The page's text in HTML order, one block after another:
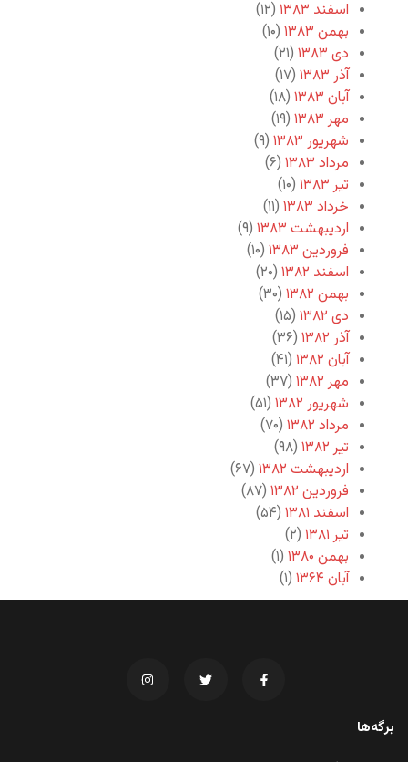
اسفند ۱۳۸۳
(۱۲)
بهمن ۱۳۸۳
(۱۰)
دی ۱۳۸۳
(۲۱)
آذر ۱۳۸۳
(۱۷)
آبان ۱۳۸۳
(۱۸)
مهر ۱۳۸۳
(۱۹)
شهریور ۱۳۸۳
(۹)
مرداد ۱۳۸۳
(۶)
تیر ۱۳۸۳
(۱۰)
خرداد ۱۳۸۳
(۱۱)
اردیبهشت ۱۳۸۳
(۹)
فروردین ۱۳۸۳
(۱۰)
اسفند ۱۳۸۲
(۲۰)
بهمن ۱۳۸۲
(۳۰)
دی ۱۳۸۲
(۱۵)
آذر ۱۳۸۲
(۳۶)
آبان ۱۳۸۲
(۴۱)
مهر ۱۳۸۲
(۳۷)
شهریور ۱۳۸۲
(۵۱)
مرداد ۱۳۸۲
(۷۰)
تیر ۱۳۸۲
(۹۸)
اردیبهشت ۱۳۸۲
(۶۷)
فروردین ۱۳۸۲
(۸۷)
اسفند ۱۳۸۱
(۵۴)
تیر ۱۳۸۱
(۲)
بهمن ۱۳۸۰
(۱)
آبان ۱۳۶۴
(۱)
برگه‌ها